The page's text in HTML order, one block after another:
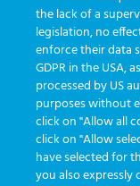
rotina laboratorial
Transformação
VACUETTE®
the lack of a
legislation, no
enforce their data
GDPR in the USA,
processed by US
purposes without
click on "Allow all
click on "Allow
have selected for
you also